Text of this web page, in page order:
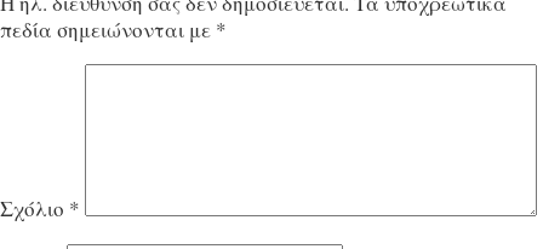
πεδία σημειώνονται με *
Σχόλιο *